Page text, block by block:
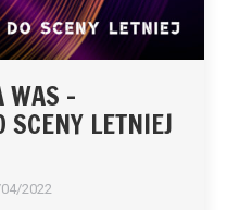
WAS –
SCENY LETNIEJ
2022